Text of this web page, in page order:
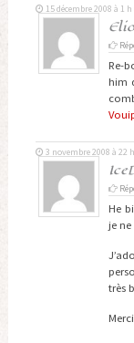
15 décembre 2008 à 1
Re-
him
3 novembre 2008 à 22
He
je ne
très